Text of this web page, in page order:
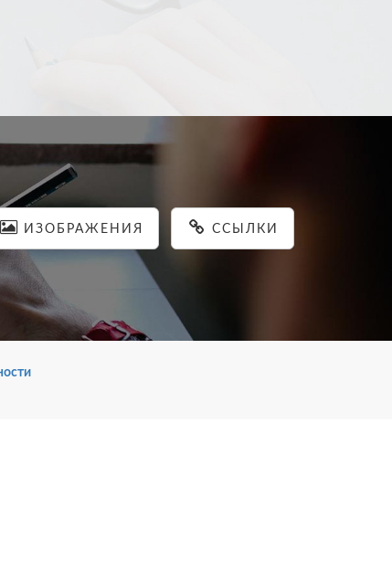
ИЗОБРАЖЕНИЯ ССЫЛКИ